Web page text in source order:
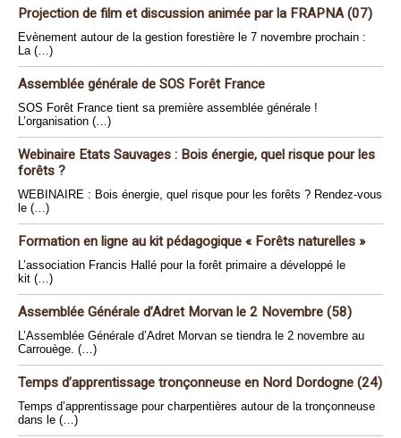
Projection de film et discussion animée par la FRAPNA (07)
Evènement autour de la gestion forestière le 7 novembre prochain :
La (…)
Assemblée générale de SOS Forêt France
SOS Forêt France tient sa première assemblée générale !
L’organisation (…)
Webinaire Etats Sauvages : Bois énergie, quel risque pour les
forêts ?
WEBINAIRE : Bois énergie, quel risque pour les forêts ? Rendez-vous
le (…)
Formation en ligne au kit pédagogique « Forêts naturelles »
L’association Francis Hallé pour la forêt primaire a développé le
kit (…)
Assemblée Générale d’Adret Morvan le 2 Novembre (58)
L’Assemblée Générale d’Adret Morvan se tiendra le 2 novembre au
Carrouège. (…)
Temps d’apprentissage tronçonneuse en Nord Dordogne (24)
Temps d’apprentissage pour charpentières autour de la tronçonneuse
dans le (…)